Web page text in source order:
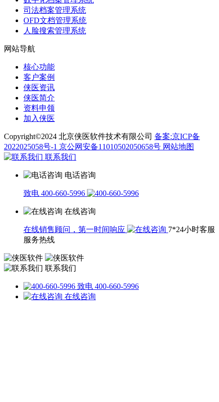
司法档案管理系统
OFD文档管理系统
人脸搜索管理系统
网站导航
核心功能
客户案例
侠医资讯
侠医简介
资料申领
加入侠医
Copyright©2024 北京侠医软件技术有限公司 备案:京ICP备
2022025058号-1 京公网安备11010502050658号 网站地图
联系我们
电话咨询
致电 400-660-5996
在线咨询
在线销售顾问，第一时间响应
7*24小时客服
服务热线
联系我们
致电 400-660-5996
在线咨询